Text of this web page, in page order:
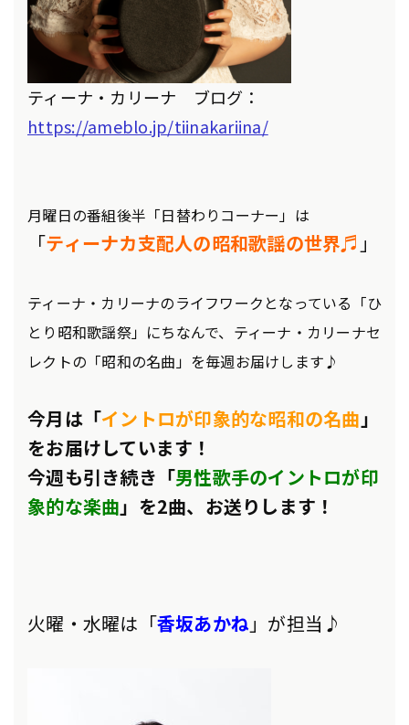
ティーナ・カリーナ ブログ：
https://ameblo.jp/tiinakariina/
月曜日の番組後半「日替わりコーナー」は
「ティーナカ支配人の昭和歌謡の世界♬ 」
ティーナ・カリーナのライフワークとなっている「ひ
とり昭和歌謡祭」にちなんで、ティーナ・カリーナセ
レクトの「昭和の名曲」を毎週お届けします♪
今月は「イントロが印象的な昭和の名曲 」
をお届けしています！
今週も引き続き「男性歌手のイントロが印
象的な楽曲」を2曲、お送りします！
火曜・水曜は「香坂あかね」が担当♪